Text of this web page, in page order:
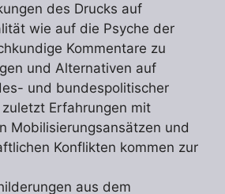
des Drucks auf
wie auf die Psyche der
Kommentare zu
und Alternativen auf
und bundespolitischer
Erfahrungen mit
Mobilisierungsansätzen und
Konflikten kommen zur
aus dem